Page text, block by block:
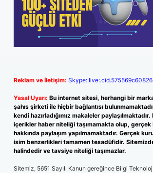
Reklam ve İletişim: Skype:
Yasal Uyarı: Bu internet sitesi, herhangi bir
şahıs şirketi ile hiçbir bağlantısı
kendi hazırladığımız makaleler
içerikler haber niteliği taşımamakta olup,
hakkında paylaşım yapılmamaktadır. Gerçek
isim benzerlikleri tamamen tesadüfidir.
halindedir ve tavsiye niteliği taşımazlar.
Sitemiz, 5651 Sayılı Kanun gereğince Bilgi